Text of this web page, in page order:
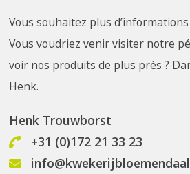
Vous souhaitez plus
Vous voudriez venir visiter notre
voir nos produits de plus près ?
Henk.
Henk Trouwborst
+31 (0)172 21 33 23